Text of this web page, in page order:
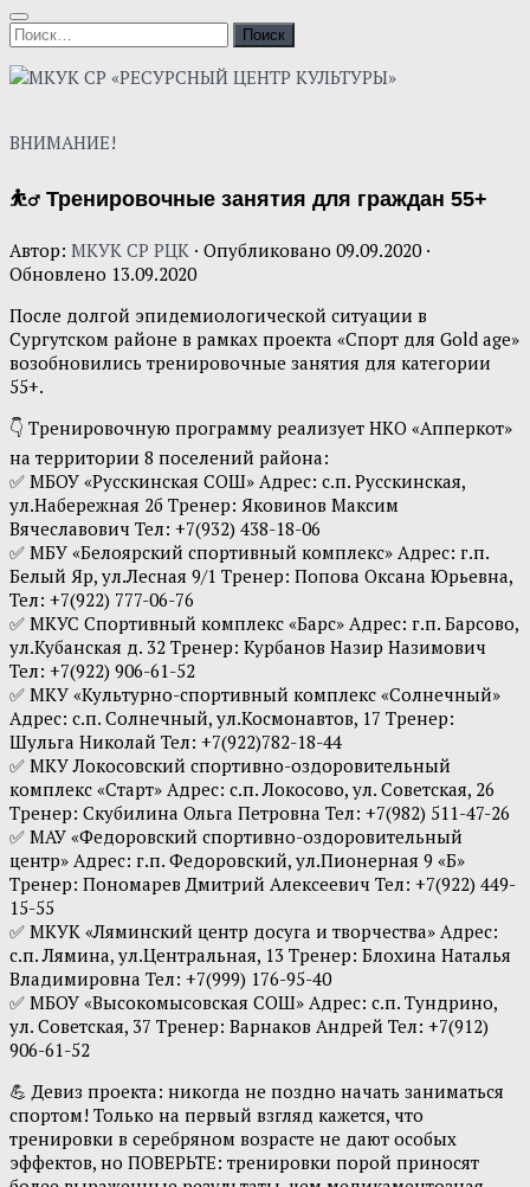
ВНИМАНИЕ!
⛹‍♂ Тренировочные занятия для граждан 55+
Автор: МКУК СР РЦК · Опубликовано 09.09.2020·
Обновлено 13.09.2020
После долгой эпидемиологической ситуации в
Сургутском районе в рамках проекта «Спорт для Gold age»
возобновились тренировочные занятия для категории
55+.
👇 Тренировочную программу реализует НКО «Апперкот»
на территории 8 поселений района:
✅ МБОУ «Русскинская СОШ» Адрес: с.п. Русскинская,
ул.Набережная 2б Тренер: Яковинов Максим
Вячеславович Тел: +7(932) 438-18-06
✅ МБУ «Белоярский спортивный комплекс» Адрес: г.п.
Белый Яр, ул.Лесная 9/1 Тренер: Попова Оксана Юрьевна,
Тел: +7(922) 777-06-76
✅ МКУС Спортивный комплекс «Барс» Адрес: г.п. Барсово,
ул.Кубанская д. 32 Тренер: Курбанов Назир Назимович
Тел: +7(922) 906-61-52
✅ МКУ «Культурно-спортивный комплекс «Солнечный»
Адрес: с.п. Солнечный, ул.Космонавтов, 17 Тренер:
Шульга Николай Тел: +7(922)782-18-44
✅ МКУ Локосовский спортивно-оздоровительный
комплекс «Старт» Адрес: с.п. Локосово, ул. Советская, 26
Тренер: Скубилина Ольга Петровна Тел: +7(982) 511-47-26
✅ МАУ «Федоровский спортивно-оздоровительный
центр» Адрес: г.п. Федоровский, ул.Пионерная 9 «Б»
Тренер: Пономарев Дмитрий Алексеевич Тел: +7(922) 449-
15-55
✅ МКУК «Ляминский центр досуга и творчества» Адрес:
с.п. Лямина, ул.Центральная, 13 Тренер: Блохина Наталья
Владимировна Тел: +7(999) 176-95-40
✅ МБОУ «Высокомысовская СОШ» Адрес: с.п. Тундрино,
ул. Советская, 37 Тренер: Варнаков Андрей Тел: +7(912)
906-61-52
💪 Девиз проекта: никогда не поздно начать заниматься
спортом! Только на первый взгляд кажется, что
тренировки в серебряном возрасте не дают особых
эффектов, но ПОВЕРЬТЕ: тренировки порой приносят